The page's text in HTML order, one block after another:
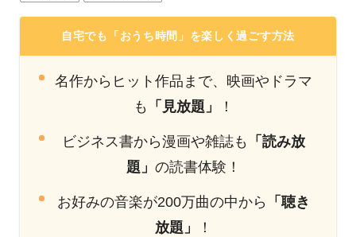
自宅でも「おうち時間」を楽しく過ごす方法
名作からヒット作品まで、映画やドラマ
も
「見放題」 ！
ビジネス書から漫画や雑誌も
「読み放
題」の読書体験！
お好みの音楽が200万曲の中から
「聴き
放題」
！